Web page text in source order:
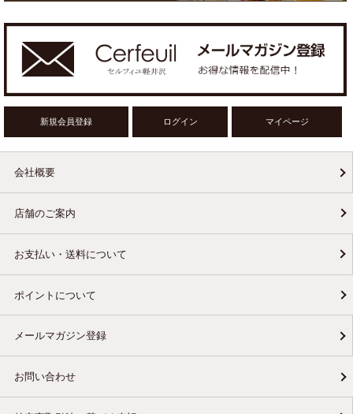
新規会員登録 ログイン マイページ
会社概要
店舗のご案内
お支払い・送料について
ポイントについて
メールマガジン登録
お問い合わせ